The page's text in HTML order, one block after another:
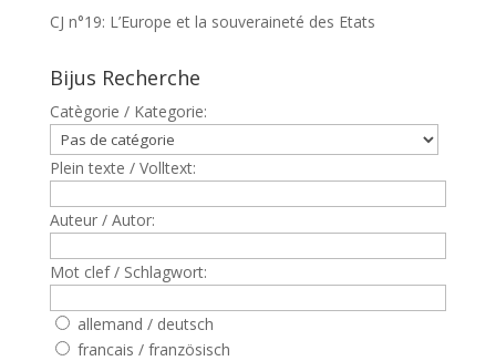
CJ n°19: L’Europe et la souveraineté des Etats
Bijus Recherche
Catègorie / Kategorie:
Plein texte / Volltext:
Auteur / Autor:
Mot clef / Schlagwort:
allemand / deutsch
francais / französisch